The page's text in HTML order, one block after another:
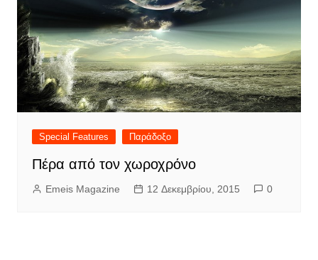
Special Features Παράδοξο
Πέρα από τον χωροχρόνο
Emeis Magazine 12 Δεκεμβρίου, 2015 0